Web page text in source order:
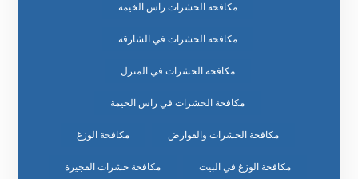
مكافحة الحشرات راس الخيمة
مكافحة الحشرات في الشارقة
مكافحة الحشرات في المنزل
مكافحة الحشرات في راس الخيمة
مكافحة الحشرات والقوارض مكافحة الوزغ
مكافحة الوزغ في البيت مكافحة حشرات الفجيرة